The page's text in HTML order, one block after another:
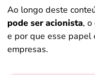
Ao longo deste
pode ser acionista,
e por que esse papel
empresas.